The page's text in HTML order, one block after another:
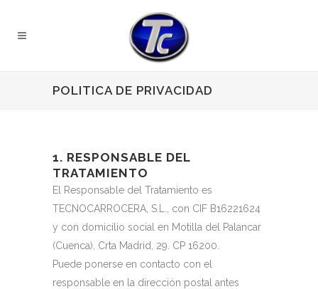
POLITICA DE PRIVACIDAD
1. RESPONSABLE DEL
TRATAMIENTO
El Responsable del Tratamiento es
TECNOCARROCERA, S.L., con CIF B16221624
y con domicilio social en Motilla del Palancar
(Cuenca), Crta Madrid, 29. CP 16200.
Puede ponerse en contacto con el
responsable en la dirección postal antes